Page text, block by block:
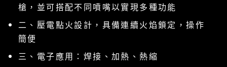
槍，並可搭配不同噴嘴以實現多種功能
二、壓電點火設計，具備連續火焰鎖定，操作
簡便
三、電子應用：焊接、加熱、熱縮